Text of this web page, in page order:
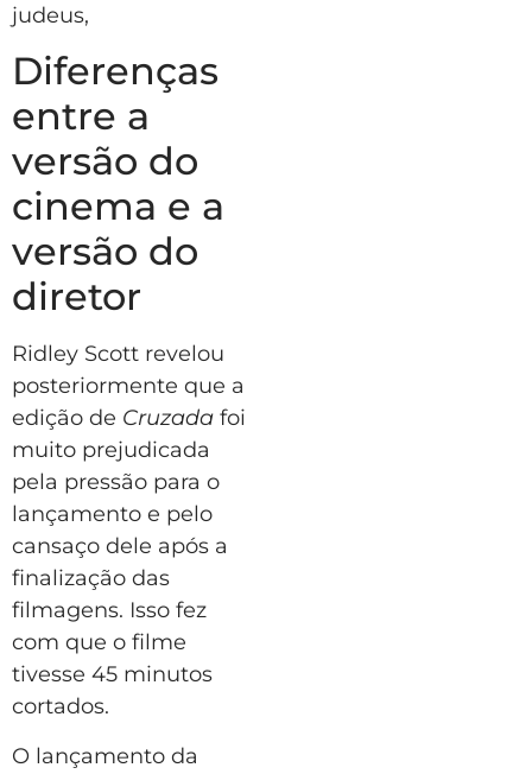
judeus,
Diferenças
entre a
versão do
cinema e a
versão do
diretor
Ridley Scott revelou
posteriormente que a
edição de Cruzada foi
muito prejudicada
pela pressão para o
lançamento e pelo
cansaço dele após a
finalização das
filmagens. Isso fez
com que o filme
tivesse 45 minutos
cortados.
O lançamento da